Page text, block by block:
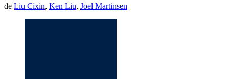
de Liu Cixin, Ken Liu, Joel Martinsen